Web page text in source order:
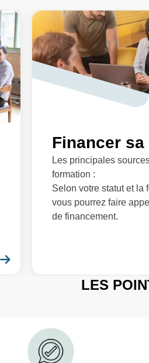
Financer
Les principales
formation :
Selon votre statut et la
vous pourrez faire
de financement.
LES